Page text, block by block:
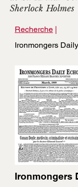
Sherlock Holmes
Recherche |
Ironmongers
Ironmongers